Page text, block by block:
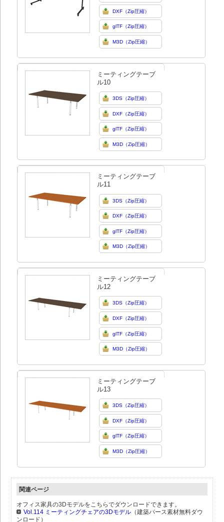
DXF（Zip圧縮）
glTF（Zip圧縮）
M3D（Zip圧縮）
ミーティングテーブ
ル10
3DS（Zip圧縮）
DXF（Zip圧縮）
glTF（Zip圧縮）
M3D（Zip圧縮）
ミーティングテーブ
ル11
3DS（Zip圧縮）
DXF（Zip圧縮）
glTF（Zip圧縮）
M3D（Zip圧縮）
ミーティングテーブ
ル12
3DS（Zip圧縮）
DXF（Zip圧縮）
glTF（Zip圧縮）
M3D（Zip圧縮）
ミーティングテーブ
ル13
3DS（Zip圧縮）
DXF（Zip圧縮）
glTF（Zip圧縮）
M3D（Zip圧縮）
関連ページ
オフィス家具の3Dモデルをこちらでダウンロードできます。
Vol.114 ミーティングチェアの3Dモデル （建築パース素材無料ダウ
ンロード）